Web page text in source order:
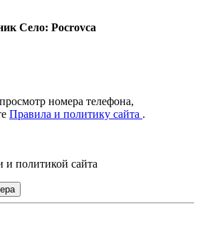
Село: Pocrovca
номера телефона,
Правила и политику сайта .
и политикой сайта